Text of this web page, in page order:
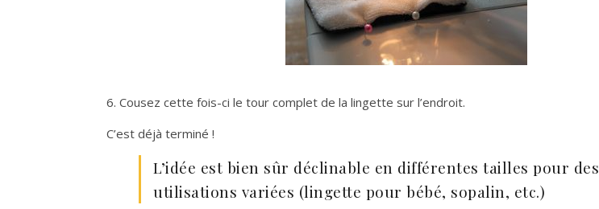
6. Cousez cette fois-ci le tour complet de la lingette sur l’endroit.
C’est déjà terminé !
L’idée est bien sûr déclinable en différentes tailles pour des
utilisations variées (lingette pour bébé, sopalin, etc.)